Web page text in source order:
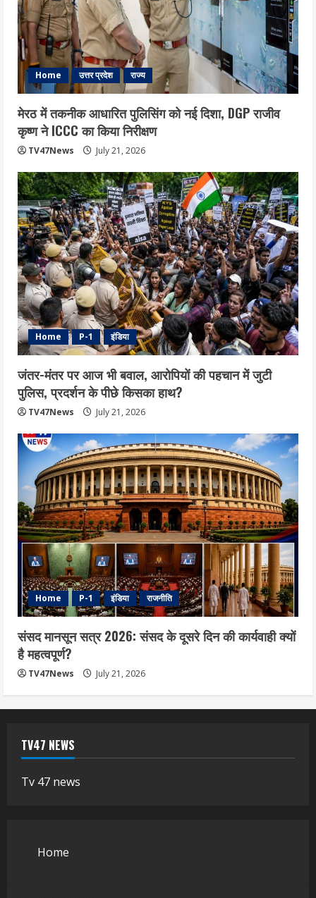
Home उत्तर प्रदेश राज्य
मेरठ में तकनीक आधारित पुलिसिंग को नई दिशा, DGP राजीव
कृष्ण ने ICCC का किया निरीक्षण
TV47News July 21, 2026
Home P-1 इंडिया
जंतर-मंतर पर आज भी बवाल, आरोपियों की पहचान में जुटी
पुलिस, प्रदर्शन के पीछे किसका हाथ?
TV47News July 21, 2026
Home P-1 इंडिया राजनीति
संसद मानसून सत्र 2026: संसद के दूसरे दिन की कार्यवाही क्यों
है महत्वपूर्ण?
TV47News July 21, 2026
TV47 NEWS
Tv 47 news
Home